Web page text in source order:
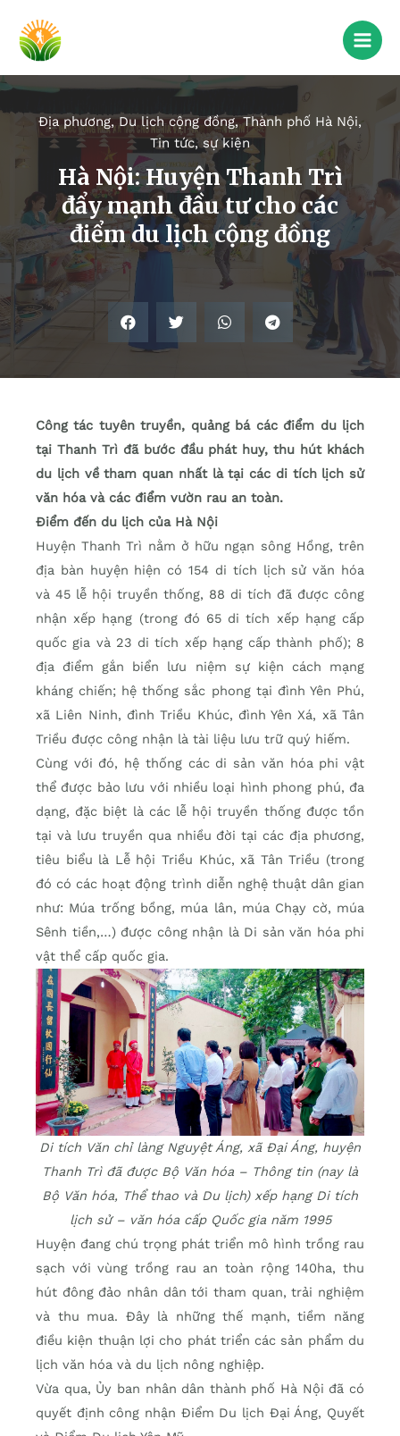
Địa phương,Du lịch cộng đồng,Thành phố Hà Nội,
Tin tức, sự kiện
Hà Nội: Huyện Thanh Trì
đẩy mạnh đầu tư cho các
điểm du lịch cộng đồng
Công tác tuyên truyền, quảng bá các điểm du lịch
tại Thanh Trì đã bước đầu phát huy, thu hút khách
du lịch về tham quan nhất là tại các di tích lịch sử
văn hóa và các điểm vườn rau an toàn.
Điểm đến du lịch của Hà Nội
Huyện Thanh Trì nằm ở hữu ngạn sông Hồng, trên
địa bàn huyện hiện có 154 di tích lịch sử văn hóa
và 45 lễ hội truyền thống, 88 di tích đã được công
nhận xếp hạng (trong đó 65 di tích xếp hạng cấp
quốc gia và 23 di tích xếp hạng cấp thành phố); 8
địa điểm gắn biển lưu niệm sự kiện cách mạng
kháng chiến; hệ thống sắc phong tại đình Yên Phú,
xã Liên Ninh, đình Triều Khúc, đình Yên Xá, xã Tân
Triều được công nhận là tài liệu lưu trữ quý hiếm.
Cùng với đó, hệ thống các di sản văn hóa phi vật
thể được bảo lưu với nhiều loại hình phong phú, đa
dạng, đặc biệt là các lễ hội truyền thống được tồn
tại và lưu truyền qua nhiều đời tại các địa phương,
tiêu biểu là Lễ hội Triều Khúc, xã Tân Triều (trong
đó có các hoạt động trình diễn nghệ thuật dân gian
như: Múa trống bồng, múa lân, múa Chạy cờ, múa
Sênh tiền,…) được công nhận là Di sản văn hóa phi
vật thể cấp quốc gia.
Di tích Văn chỉ làng Nguyệt Áng, xã Đại Áng, huyện
Thanh Trì đã được Bộ Văn hóa – Thông tin (nay là
Bộ Văn hóa, Thể thao và Du lịch) xếp hạng Di tích
lịch sử – văn hóa cấp Quốc gia năm 1995
Huyện đang chú trọng phát triển mô hình trồng rau
sạch với vùng trồng rau an toàn rộng 140ha, thu
hút đông đảo nhân dân tới tham quan, trải nghiệm
và thu mua. Đây là những thế mạnh, tiềm năng
điều kiện thuận lợi cho phát triển các sản phẩm du
lịch văn hóa và du lịch nông nghiệp.
Vừa qua, Ủy ban nhân dân thành phố Hà Nội đã có
quyết định công nhận Điểm Du lịch Đại Áng, Quyết